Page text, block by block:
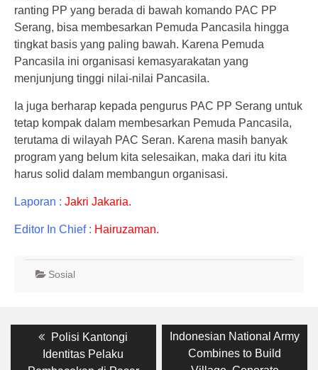
ranting PP yang berada di bawah komando PAC PP
Serang, bisa membesarkan Pemuda Pancasila hingga
tingkat basis yang paling bawah. Karena Pemuda
Pancasila ini organisasi kemasyarakatan yang
menjunjung tinggi nilai-nilai Pancasila.
Ia juga berharap kepada pengurus PAC PP Serang untuk
tetap kompak dalam membesarkan Pemuda Pancasila,
terutama di wilayah PAC Seran. Karena masih banyak
program yang belum kita selesaikan, maka dari itu kita
harus solid dalam membangun organisasi.
Laporan : Jakri Jakaria.
Editor In Chief : Hairuzaman.
Sosial
Post
navigation
Previous
post:
Polisi Kantongi
Identitas Pelaku
Next
post:
Indonesian National Army
Combines to Build